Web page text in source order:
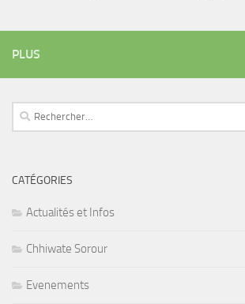
PLUS
Rechercher :
CATÉGORIES
Actualités et Infos
Chhiwate Sorour
Evenements